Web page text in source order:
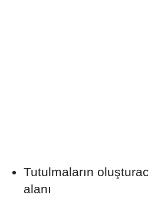
Tutulmaların
alanı